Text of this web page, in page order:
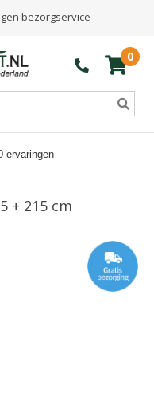
bezorgservice
0
ervaringen
+ 215 cm